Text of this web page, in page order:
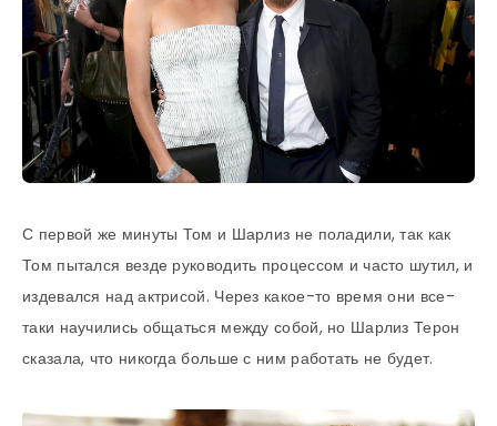
С первой же минуты Том и Шарлиз не поладили, так как
Том пытался везде руководить процессом и часто шутил, и
издевался над актрисой. Через какое-то время они все-
таки научились общаться между собой, но Шарлиз Терон
сказала, что никогда больше с ним работать не будет.